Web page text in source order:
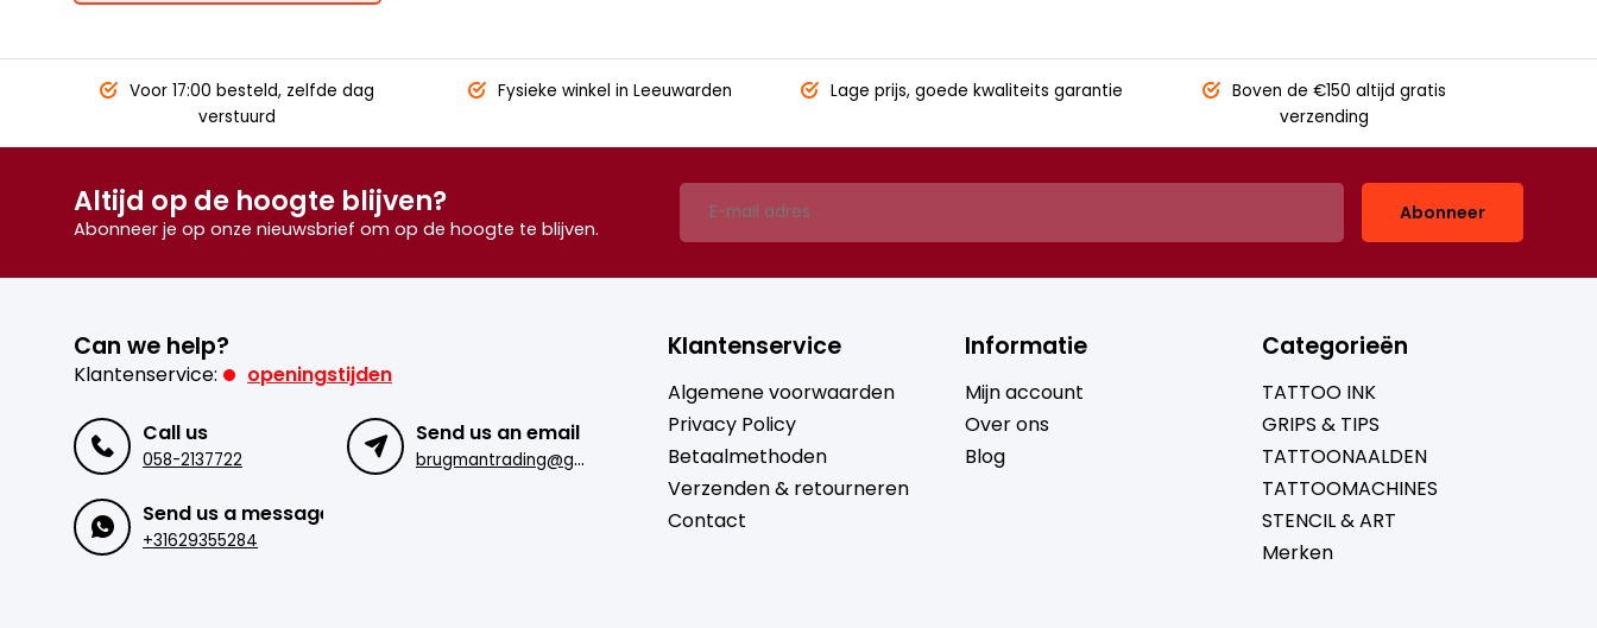
Voor 17:00 besteld, zelfde dag
verstuurd
Fysieke winkel in Leeuwarden Lage prijs, goede kwaliteits garantie Boven de €150 altijd gratis
verzending
Altijd op de hoogte blijven?
Abonneer je op onze nieuwsbrief om op de hoogte te blijven.
Abonneer
Can we help?
Klantenservice: openingstijden
Call us
058-2137722
Send us an email
b
rugmantrading@gmail.com
Send us a message
+31629355284
Klantenservice
Algemene voorwaarden
Privacy Policy
Betaalmethoden
Verzenden & retourneren
Contact
Informatie
Mijn account
Over ons
Blog
Categorieën
TATTOO INK
GRIPS & TIPS
TATTOONAALDEN
TATTOOMACHINES
STENCIL & ART
Merken